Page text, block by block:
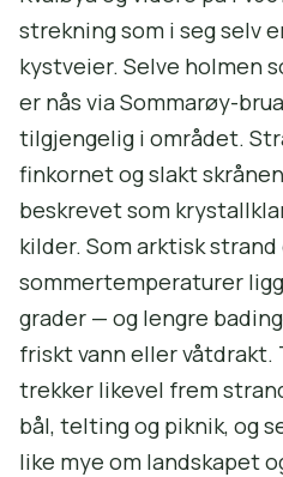
strekning som i seg selv
kystveier. Selve holmen
er nås via Sommarøy-
tilgjengelig i området.
finkornet og slakt
beskrevet som
kilder. Som arktisk
sommertemperaturer
grader — og lengre
friskt vann eller våtdrakt.
trekker likevel frem
bål, telting og piknik, og
like mye om landskapet